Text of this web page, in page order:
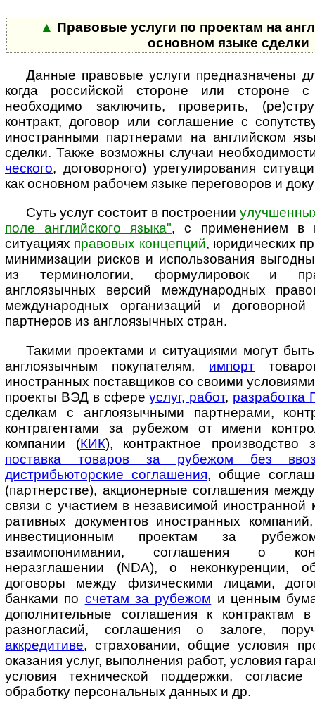
▲ Правовые услуги по проектам на
основном языке сделки
Данные правовые услуги предназначены
когда российской стороне или стороне с
необходимо заключить, проверить,
контракт, договор или соглашение с
иностранными партнерами на английском
сделки. Также возможны случаи
чес­ко­го, договорного) урегулирования
как основном рабочем языке переговоров и
Суть услуг состоит в построении
поле английского языка", с при­ме­не­ни­ем в
ситуациях правовых концепций, юридических
ми­ни­ми­за­ции рисков и использования
из терминологии, формулировок и
англоязычных версий международных
международных ор­га­ни­за­ций и договорной
партнеров из англоязычных стран.
Такими проектами и ситуациями могут
англоязычным покупателям, импорт
иностранных поставщиков со своими
проекты ВЭД в сфереуслуг, работ, разработка
сделкам с англоязычными партнерами,
контрагентами за рубежом от имени
компании (КИК), контрактное
поставка товаров за рубежом без
дистрибьюторские соглашения, общие
(партнерстве), акционерные соглашения
связи с участием в независимой иностранной
ра­тив­ных документов иностранных
инвестиционным проектам за
взаимопонимании, соглашения о
неразглашении (NDA), о не­кон­ку­рен­ции,
договоры между физическими лицами,
банками по счетам за рубежом и ценным
дополнительные соглашения к контрактам
разногласий, соглашения о залоге,
аккредитиве, страховании, об­щие условия
оказания услуг, выполнения работ, условия
условия технической поддержки,
обработку персональных данных и др.